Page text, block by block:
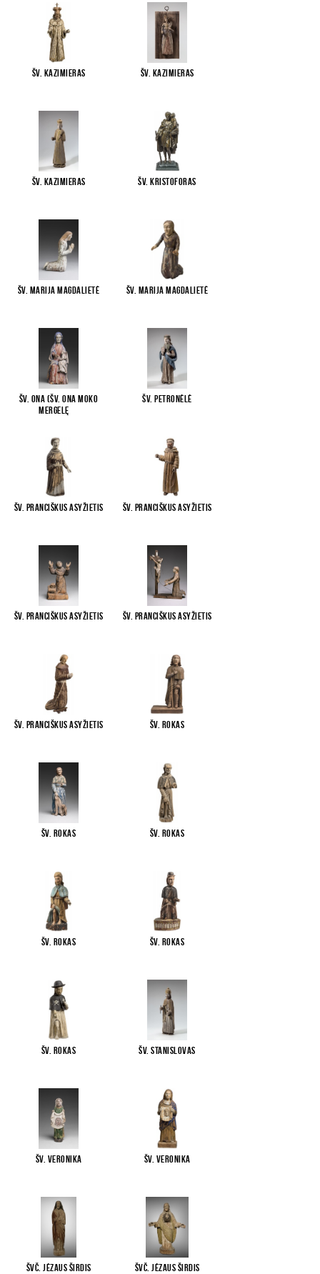
Šv. Kazimieras Šv. Kazimieras
Šv. Kazimieras Šv. Kristoforas
Šv. Marija Magdalietė Šv. Marija Magdalietė
Šv. Ona (Šv. Ona moko
Mergelę
Šv. Petronėlė
Šv. Pranciškus Asyžietis Šv. Pranciškus Asyžietis
Šv. Pranciškus Asyžietis Šv. Pranciškus Asyžietis
Šv. Pranciškus Asyžietis Šv. Rokas
Šv. Rokas Šv. Rokas
Šv. Rokas Šv. Rokas
Šv. Rokas Šv. Stanislovas
Šv. Veronika Šv. Veronika
Švč. Jėzaus Širdis Švč. Jėzaus Širdis